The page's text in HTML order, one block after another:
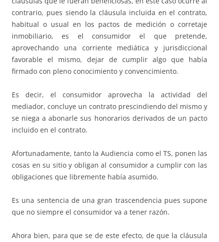
contrario, pues siendo la cláusula incluida en el contrato,
habitual o usual en los pactos de medición o corretaje
inmobiliario, es el consumidor el que pretende,
aprovechando una corriente mediática y jurisdiccional
favorable el mismo, dejar de cumplir algo que había
firmado con pleno conocimiento y convencimiento.
Es decir, el consumidor aprovecha la actividad del
mediador, concluye un contrato prescindiendo del mismo y
se niega a abonarle sus honorarios derivados de un pacto
incluido en el contrato.
Afortunadamente, tanto la Audiencia como el TS, ponen las
cosas en su sitio y obligan al consumidor a cumplir con las
obligaciones que libremente había asumido.
Es una sentencia de una gran trascendencia pues supone
que no siempre el consumidor va a tener razón.
Ahora bien, para que se de este efecto, de que la cláusula